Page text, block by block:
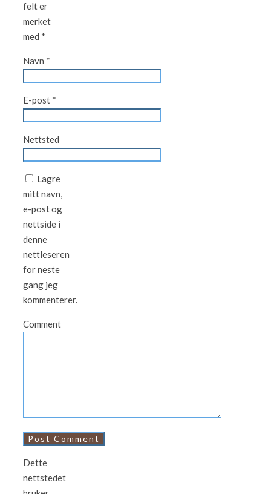
felt er
merket
med *
Navn *
E-post *
Nettsted
Lagre
mitt navn,
e-post og
nettside i
denne
nettleseren
for neste
gang jeg
kommenterer.
Comment
Dette
nettstedet